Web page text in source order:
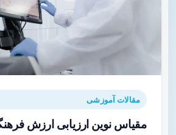
مقالات آموزشی
مقیاس نوین ارزیابی ارزش